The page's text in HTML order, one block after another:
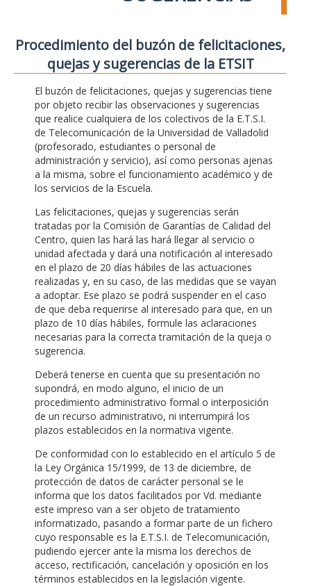
Procedimiento del buzón de felicitaciones,
quejas y sugerencias de la ETSIT
El buzón de felicitaciones, quejas y sugerencias tiene
por objeto recibir las observaciones y sugerencias
que realice cualquiera de los colectivos de la E.T.S.I.
de Telecomunicación de la Universidad de Valladolid
(profesorado, estudiantes o personal de
administración y servicio), así como personas ajenas
a la misma, sobre el funcionamiento académico y de
los servicios de la Escuela.
Las felicitaciones, quejas y sugerencias serán
tratadas por la Comisión de Garantías de Calidad del
Centro, quien las hará las hará llegar al servicio o
unidad afectada y dará una notificación al interesado
en el plazo de 20 días hábiles de las actuaciones
realizadas y, en su caso, de las medidas que se vayan
a adoptar. Ese plazo se podrá suspender en el caso
de que deba requerirse al interesado para que, en un
plazo de 10 días hábiles, formule las aclaraciones
necesarias para la correcta tramitación de la queja o
sugerencia.
Deberá tenerse en cuenta que su presentación no
supondrá, en modo alguno, el inicio de un
procedimiento administrativo formal o interposición
de un recurso administrativo, ni interrumpirá los
plazos establecidos en la normativa vigente.
De conformidad con lo establecido en el artículo 5 de
la Ley Orgánica 15/1999, de 13 de diciembre, de
protección de datos de carácter personal se le
informa que los datos facilitados por Vd. mediante
este impreso van a ser objeto de tratamiento
informatizado, pasando a formar parte de un fichero
cuyo responsable es la E.T.S.I. de Telecomunicación,
pudiendo ejercer ante la misma los derechos de
acceso, rectificación, cancelación y oposición en los
términos establecidos en la legislación vigente.